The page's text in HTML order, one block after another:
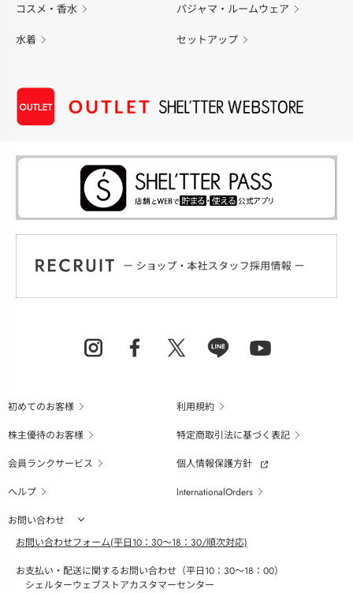
コスメ・香水 パジャマ・ルームウェア
水着 セットアップ
初めてのお客様
利用規約
株主優待のお客様
特定商取引法に基づく表記
会員ランクサービス
個人情報保護方針
ヘルプ
InternationalOrders
お問い合わせ
お問い合わせフォーム(平日10：30～18：30/順次対応)
お支払い・配送に関するお問い合わせ（平日10：30～18：00）
シェルターウェブストアカスタマーセンター